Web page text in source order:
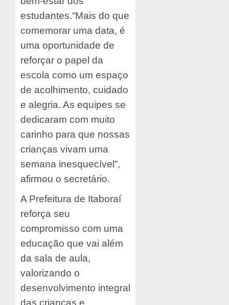
estudantes.“Mais do que
comemorar uma data, é
uma oportunidade de
reforçar o papel da
escola como um espaço
de acolhimento, cuidado
e alegria. As equipes se
dedicaram com muito
carinho para que nossas
crianças vivam uma
semana inesquecível”,
afirmou o secretário.
A Prefeitura de Itaboraí
reforça seu
compromisso com uma
educação que vai além
da sala de aula,
valorizando o
desenvolvimento integral
das crianças e